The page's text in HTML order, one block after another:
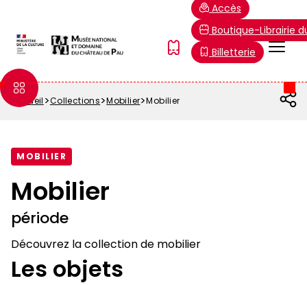
contenu
principal
Menu
FR
Accès
Boutique-Librairie
Billetterie
Fil
Accueil Collections Mobilier Mobilier
MOBILIER
Mobilier
période
Découvrez la collection de mobilier
Les objets